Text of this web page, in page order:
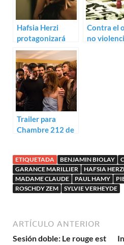
Hafsia Herzi
protagonizará
Love
Contra el
no
Trailer para
Chambre 212 de
ETIQUETADA BENJAMIN BIOLAY
GARANCE MARILLIER
HAFSIA HERZI
MADAME CLAUDE
PAUL HAMY
ROSCHDY ZEM
SYLVIE VERHEYDE
ARTÍCULO ANTERIOR
Sesión doble: Le rouge est